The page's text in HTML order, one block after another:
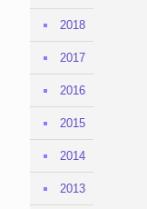
2018
2017
2016
2015
2014
2013